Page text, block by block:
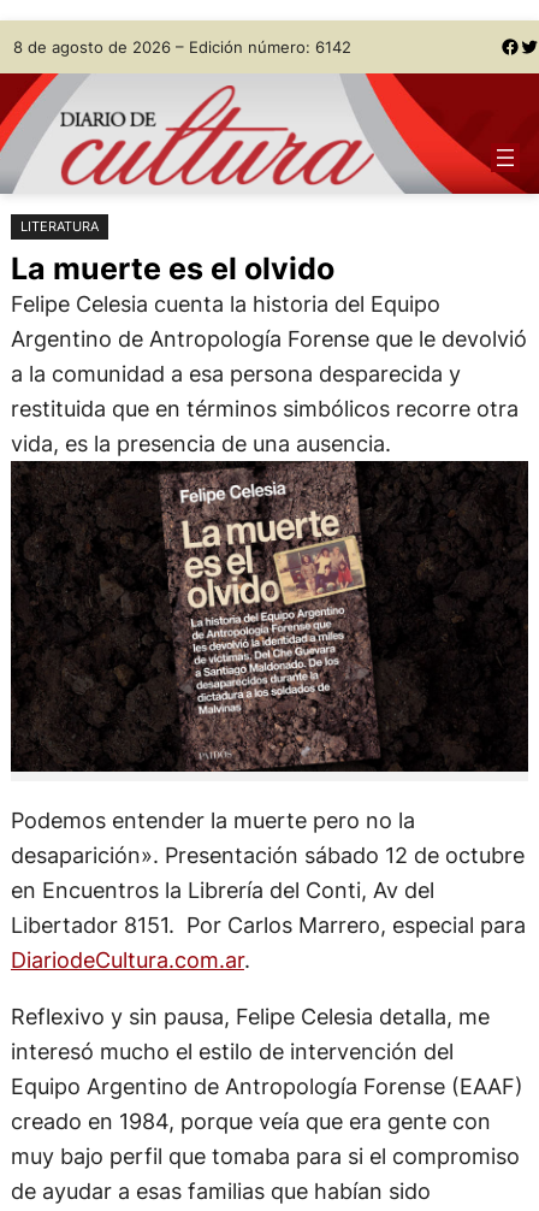
Saltar
al
contenido
Skip
to
content
8 de agosto de 2026 – Edición número: 6142 Facebook Twitter
LITERATURA
La muerte es el olvido
Felipe Celesia cuenta la historia del Equipo
Argentino de Antropología Forense que le devolvió
a la comunidad a esa persona desparecida y
restituida que en términos simbólicos recorre otra
vida, es la presencia de una ausencia.
Podemos entender la muerte pero no la
desaparición». Presentación sábado 12 de octubre
en Encuentros la Librería del Conti, Av del
Libertador 8151. Por Carlos Marrero, especial para
DiariodeCultura.com.ar.
Reflexivo y sin pausa, Felipe Celesia detalla, me
interesó mucho el estilo de intervención del
Equipo Argentino de Antropología Forense (EAAF)
creado en 1984, porque veía que era gente con
muy bajo perfil que tomaba para si el compromiso
de ayudar a esas familias que habían sido